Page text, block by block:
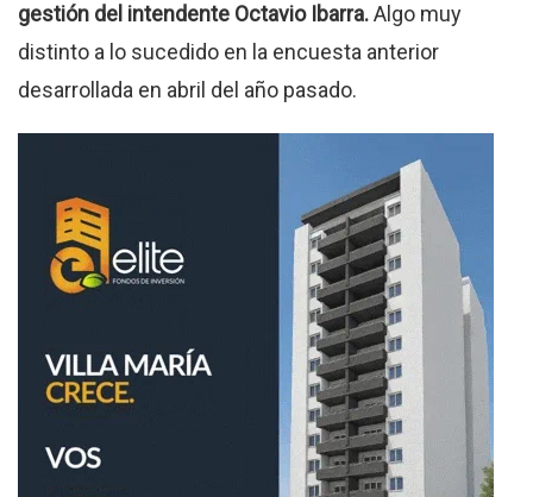
gestión del intendente Octavio Ibarra.Algo muy
distinto a lo sucedido en la encuesta anterior
desarrollada en abril del año pasado.